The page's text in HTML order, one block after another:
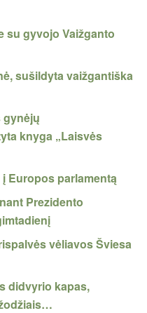
su gyvojo Vaižganto
sušildyta vaižgantiška
gynėjų
knyga „Laisvės
Europos parlamentą
Prezidento
vėliavos Šviesa
didvyrio kapas,